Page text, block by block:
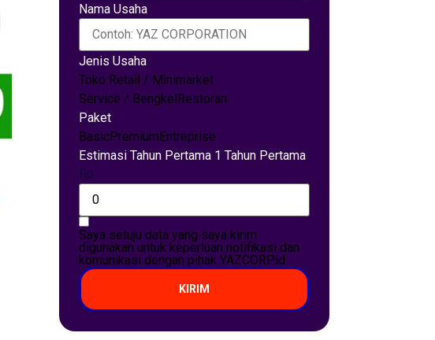
Nama Usaha
Jenis Usaha
Toko Retail / Minimarket
Service / BengkelRestoran
Paket
BasicPremiumEntreprise
Estimasi Tahun Pertama 1 Tahun Pertama
Rp
Saya setuju data yang saya kirim
digunakan untuk keperluan notifikasi dan
komunikasi dengan pihak YAZCORP.id
KIRIM